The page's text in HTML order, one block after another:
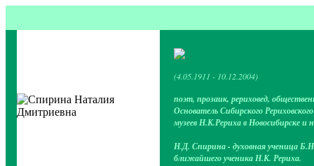
(4.05.1911 - 10.12.2004)
поэт, прозаик, рериховед,
Основатель Сибирского
музеев Н.К.Рериха в Новосибирске и
Н.Д. Спирина - духовная ученица
ближайшего ученика Н.К. Рериха.